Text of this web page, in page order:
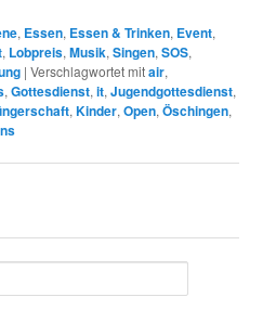
, Essen, Essen & Trinken, Event,
, Lobpreis,Musik,Singen,SOS,
|Verschlagwortet mitair,
,Gottesdienst,it,Jugendgottesdienst,
,Kinder,Open,Öschingen,